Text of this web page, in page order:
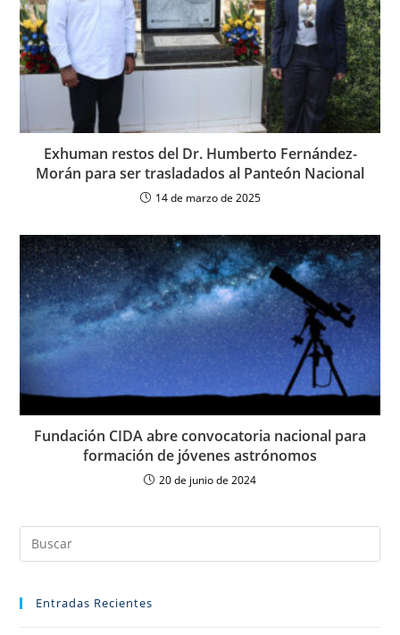
Exhuman restos del Dr. Humberto Fernández-
Morán para ser trasladados al Panteón Nacional
14 de marzo de 2025
Fundación CIDA abre convocatoria nacional para
formación de jóvenes astrónomos
20 de junio de 2024
Entradas Recientes